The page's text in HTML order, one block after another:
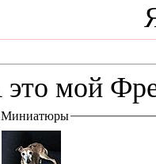
мой
Миниатюры